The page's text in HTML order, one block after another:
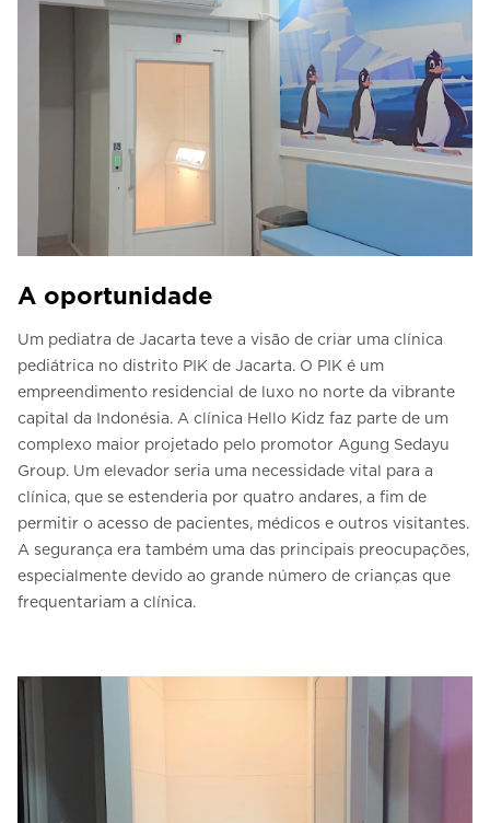
A oportunidade
Um pediatra de Jacarta teve a visão de criar uma clínica
pediátrica no distrito PIK de Jacarta. O PIK é um
empreendimento residencial de luxo no norte da vibrante
capital da Indonésia. A clínica Hello Kidz faz parte de um
complexo maior projetado pelo promotor Agung Sedayu
Group. Um elevador seria uma necessidade vital para a
clínica, que se estenderia por quatro andares, a fim de
permitir o acesso de pacientes, médicos e outros visitantes.
A segurança era também uma das principais preocupações,
especialmente devido ao grande número de crianças que
frequentariam a clínica.